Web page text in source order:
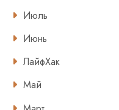
Июль
Июнь
ЛайфХак
Май